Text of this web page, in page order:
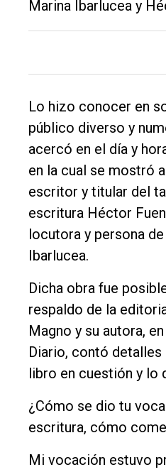
El
único
DIARIO
Balcarce
Inicio
Tendencia
Int.
General
Política
Cultura
Entrevistas
Marina Ibarlucea y
Lo hizo conocer en
público diverso y
acercó en el día y
en la cual se mostró
escritor y titular del
escritura Héctor
locutora y persona
Ibarlucea.
Dicha obra fue
respaldo de la
Magno y su autora,
Diario, contó detalles
libro en cuestión y lo
¿Cómo se dio tu
escritura, cómo
Mi vocación estuvo